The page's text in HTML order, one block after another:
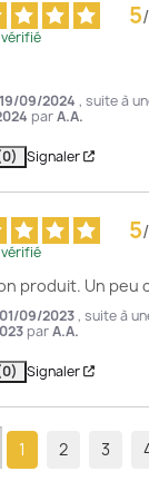
5/
19/09/2024 , suite à
parA.A.
Signaler
5/
produit. Un peu
01/09/2023, suite à
parA.A.
Signaler
1 2 3